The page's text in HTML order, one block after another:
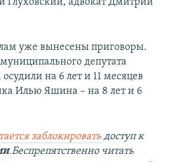
уже вынесены приговоры.
депутата
на 6 лет и 11 месяцев
Илью Яшина – на 8 лет и 6
заблокировать доступ к
.Беспрепятственно читать